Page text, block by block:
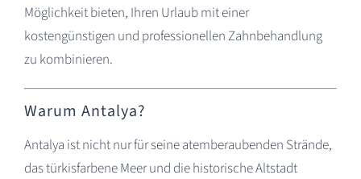
Möglichkeit bieten, Ihren Urlaub mit einer
kostengünstigen und professionellen Zahnbehandlung
zu kombinieren.
Warum Antalya?
Antalya ist nicht nur für seine atemberaubenden Strände,
das türkisfarbene Meer und die historische Altstadt